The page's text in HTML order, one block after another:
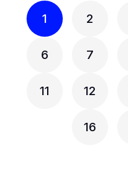
1 2
6 7
11 12
16